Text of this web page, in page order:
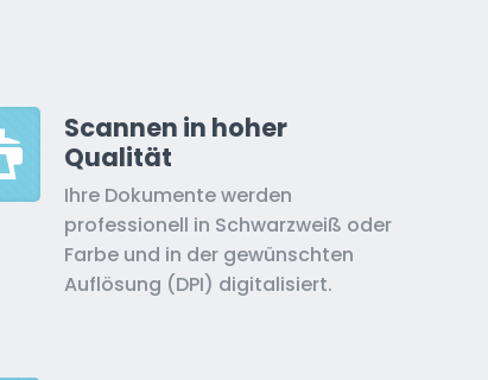
Scannen in hoher
Qualität
Ihre Dokumente werden
professionell in Schwarzweiß oder
Farbe und in der gewünschten
Auflösung (DPI) digitalisiert.